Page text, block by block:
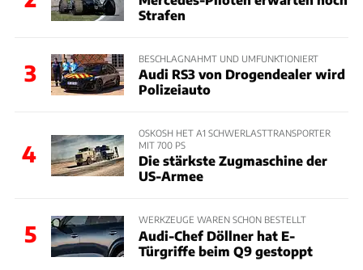
Strafen
3
BESCHLAGNAHMT UND UMFUNKTIONIERT
Audi RS3 von Drogendealer wird
Polizeiauto
4
OSKOSH HET A1 SCHWERLASTTRANSPORTER
MIT 700 PS
Die stärkste Zugmaschine der
US-Armee
5
WERKZEUGE WAREN SCHON BESTELLT
Audi-Chef Döllner hat E-
Türgriffe beim Q9 gestoppt